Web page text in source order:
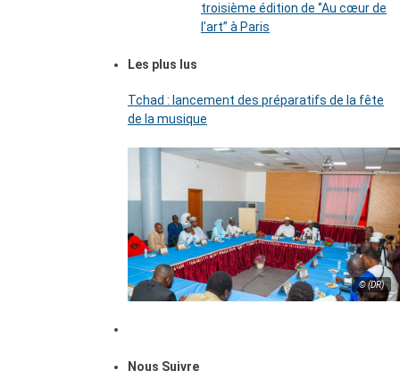
troisième édition de ‘’Au cœur de
l’art’’ à Paris
Les plus lus
Tchad : lancement des préparatifs de la fête
de la musique
© (DR)
Nous Suivre